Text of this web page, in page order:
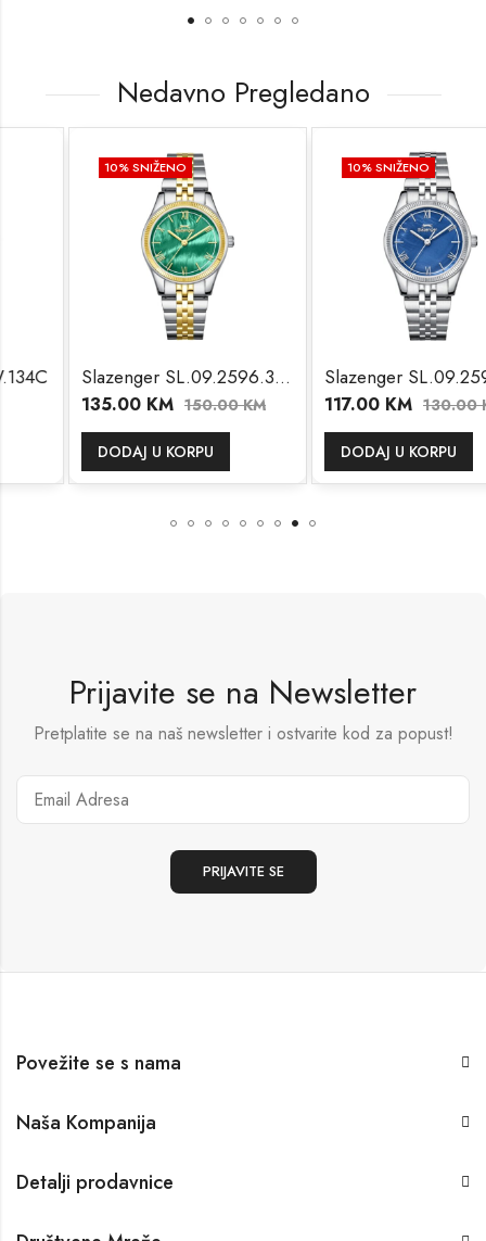
Nedavno Pregledano
% SNIŽENO
Slazenger SL.09.2596.3.270
135.00KM 150.00KM
DODAJ U KORPU
% SNIŽENO
Slazenger SL.09.2596.3.390
117.00KM 130.00KM
DODAJ U KORPU
Prijavite se na Newsletter
Pretplatite se na naš newsletter i ostvarite kod za popust!
Povežite se s nama
Naša Kompanija
Detalji prodavnice